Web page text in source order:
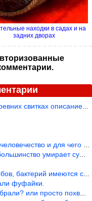
находки в садах и на
задних дворах
описание классифика
и для чего оно сущ
умирает существенно ча
имеются сведения из
фуфайки.
или просто похвастались.